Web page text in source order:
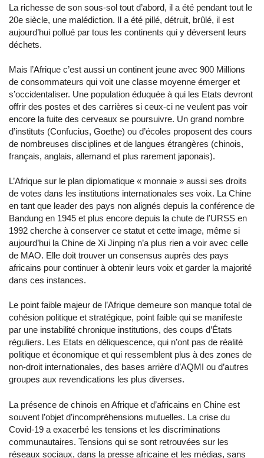
La richesse de son sous-sol tout d’abord, il a été pendant tout le
20e siècle, une malédiction. Il a été pillé, détruit, brûlé, il est
aujourd’hui pollué par tous les continents qui y déversent leurs
déchets.
Mais l’Afrique c’est aussi un continent jeune avec 900 Millions
de consommateurs qui voit une classe moyenne émerger et
s’occidentaliser. Une population éduquée à qui les Etats devront
offrir des postes et des carrières si ceux-ci ne veulent pas voir
encore la fuite des cerveaux se poursuivre. Un grand nombre
d’instituts (Confucius, Goethe) ou d’écoles proposent des cours
de nombreuses disciplines et de langues étrangères (chinois,
français, anglais, allemand et plus rarement japonais).
L’Afrique sur le plan diplomatique « monnaie » aussi ses droits
de votes dans les institutions internationales ses voix. La Chine
en tant que leader des pays non alignés depuis la conférence de
Bandung en 1945 et plus encore depuis la chute de l’URSS en
1992 cherche à conserver ce statut et cette image, même si
aujourd’hui la Chine de Xi Jinping n’a plus rien a voir avec celle
de MAO. Elle doit trouver un consensus auprès des pays
africains pour continuer à obtenir leurs voix et garder la majorité
dans ces instances.
Le point faible majeur de l’Afrique demeure son manque total de
cohésion politique et stratégique, point faible qui se manifeste
par une instabilité chronique institutions, des coups d’États
réguliers. Les Etats en déliquescence, qui n’ont pas de réalité
politique et économique et qui ressemblent plus à des zones de
non-droit internationales, des bases arrière d’AQMI ou d’autres
groupes aux revendications les plus diverses.
La présence de chinois en Afrique et d’africains en Chine est
souvent l’objet d’incompréhensions mutuelles. La crise du
Covid-19 a exacerbé les tensions et les discriminations
communautaires. Tensions qui se sont retrouvées sur les
réseaux sociaux, dans la presse africaine et les médias, sans